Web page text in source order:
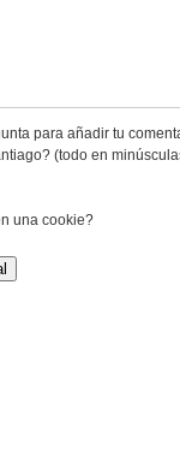
para añadir tu
(todo en
una cookie?